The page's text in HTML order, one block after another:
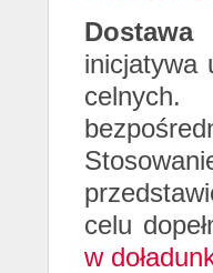
inicjatywa
celu
w